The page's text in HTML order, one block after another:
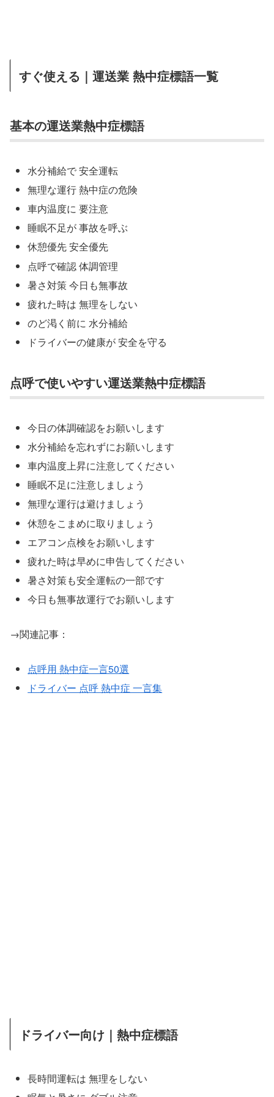
すぐ使える｜運送業 熱中症標語一覧
基本の運送業熱中症標語
水分補給で 安全運転
無理な運行 熱中症の危険
車内温度に 要注意
睡眠不足が 事故を呼ぶ
休憩優先 安全優先
点呼で確認 体調管理
暑さ対策 今日も無事故
疲れた時は 無理をしない
のど渇く前に 水分補給
ドライバーの健康が 安全を守る
点呼で使いやすい運送業熱中症標語
今日の体調確認をお願いします
水分補給を忘れずにお願いします
車内温度上昇に注意してください
睡眠不足に注意しましょう
無理な運行は避けましょう
休憩をこまめに取りましょう
エアコン点検をお願いします
疲れた時は早めに申告してください
暑さ対策も安全運転の一部です
今日も無事故運行でお願いします
→関連記事：
点呼用 熱中症一言50選
ドライバー 点呼 熱中症 一言集
ドライバー向け｜熱中症標語
長時間運転は 無理をしない